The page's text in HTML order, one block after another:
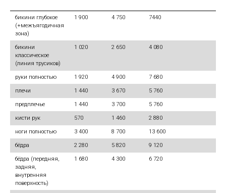
бикини глубокое
(+межъягодичная
зона)
1 900 4 750 7440
бикини
классическое
(линия трусиков)
1 020 2 650 4 080
руки полностью 1 920 4 900 7 680
плечи 1 440 3 670 5 760
предплечье 1 440 3 700 5 760
кисти рук 570 1 460 2 880
ноги полностью 3 400 8 700 13 600
бёдра 2 280 5 820 9 120
бёдра (передняя,
задняя,
внутренняя
поверхность)
1 680 4 300 6 720